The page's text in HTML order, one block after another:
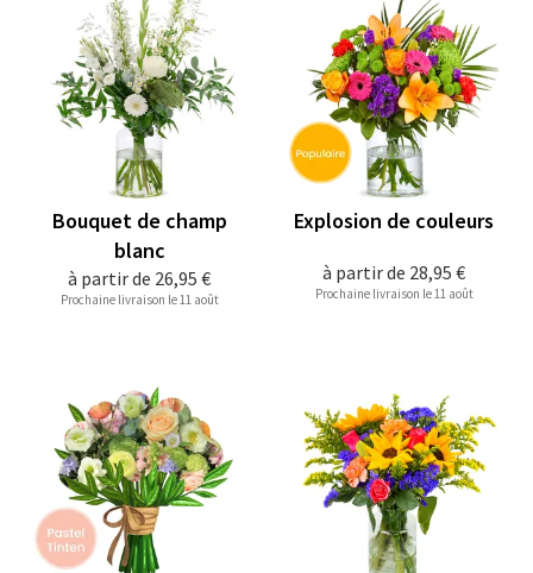
à partir de 26,95 €
Bouquet de champ
blanc
Prochaine livraison le 11 août
à partir de 28,95 €
Explosion de couleurs
Prochaine livraison le 11 août